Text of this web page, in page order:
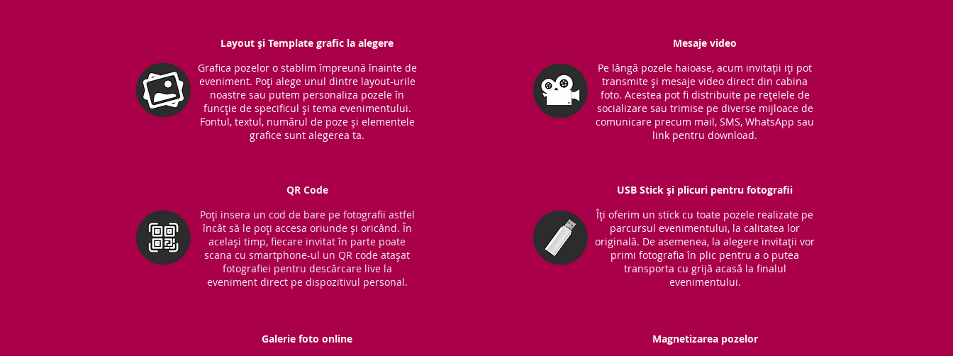
Layout și Template grafic la alegere
Grafica pozelor o stablim împreună înainte de
eveniment. Poți alege unul dintre layout-urile
noastre sau putem personaliza pozele în
funcție de specificul și tema evenimentului.
Fontul, textul, numărul de poze și elementele
grafice sunt alegerea ta.
QR Code
Poți insera un cod de bare pe fotografii astfel
încât să le poți accesa oriunde și oricând. În
același timp, fiecare invitat în parte poate
scana cu smartphone-ul un QR code atașat
fotografiei pentru descărcare live la
eveniment direct pe dispozitivul personal.
Galerie foto online
Mesaje video
Pe lângă pozele haioase, acum invitații iți pot
transmite și mesaje video direct din cabina
foto. Acestea pot fi distribuite pe rețelele de
socializare sau trimise pe diverse mijloace de
comunicare precum mail, SMS, WhatsApp sau
link pentru download.
USB Stick și plicuri pentru fotografii
Îți oferim un stick cu toate pozele realizate pe
parcursul evenimentului, la calitatea lor
originală. De asemenea, la alegere invitații vor
primi fotografia în plic pentru a o putea
transporta cu grijă acasă la finalul
evenimentului.
Magnetizarea pozelor